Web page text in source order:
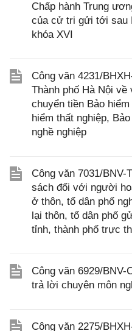
Chấp hành Trung
của cử tri gửi tới sau
khóa XVI
Công văn 4231/
Thành phố Hà Nội
chuyển tiền Bảo
hiểm thất nghiệp,
nghề nghiệp
Công văn 7031/
sách đối với người
ở thôn, tổ dân phố
lại thôn, tổ dân phố
tỉnh, thành phố trực
Công văn 6929/BNV-
trả lời chuyên môn
Công văn 2275/